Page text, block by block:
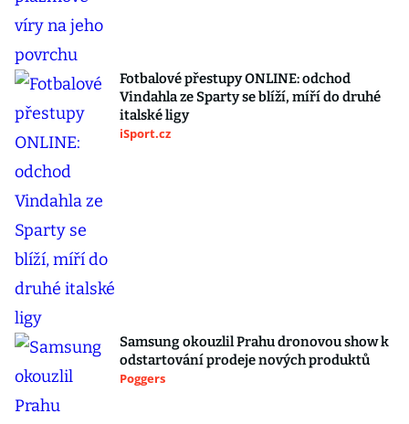
Fotbalové přestupy ONLINE: odchod
Vindahla ze Sparty se blíží, míří do druhé
italské ligy
iSport.cz
Samsung okouzlil Prahu dronovou show k
odstartování prodeje nových produktů
Poggers